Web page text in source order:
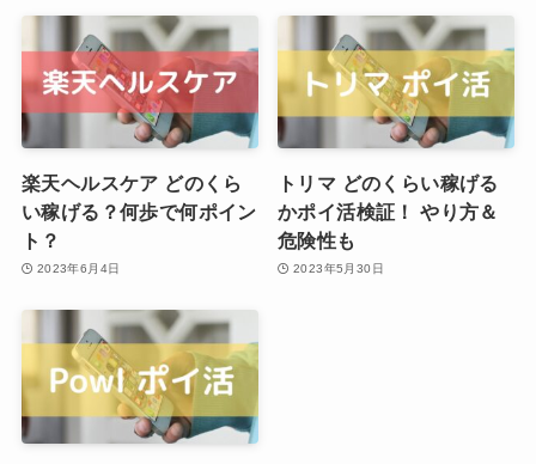
楽天ヘルスケア どのくら
い稼げる？何歩で何ポイン
ト？
2023年6月4日
トリマ どのくらい稼げる
かポイ活検証！ やり方＆
危険性も
2023年5月30日